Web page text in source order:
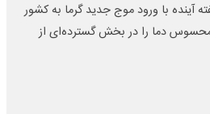
آینده با ورود موج جدید گرما به کشور
دما را در بخش گسترده‌ای از